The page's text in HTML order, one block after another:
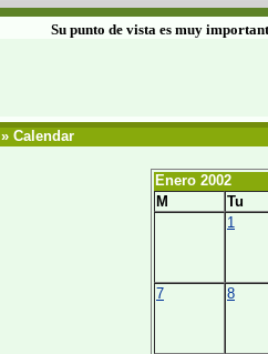
Su punto de vista es muy
» Calendar
Enero 2002
M
Tu
1
7 8